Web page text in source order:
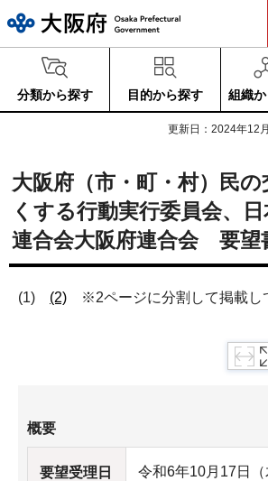
分類から探す 目的から探す 組織
更新日：2024年12
大阪府（市・町・村）民の
くする行動実行委員会、
連合会大阪府連合会 要望
(1) (2) ※2ページに分割して掲載し
概要
要望受理日 令和6年10月17日（